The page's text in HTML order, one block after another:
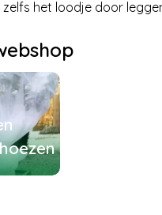
zelfs het loodje door